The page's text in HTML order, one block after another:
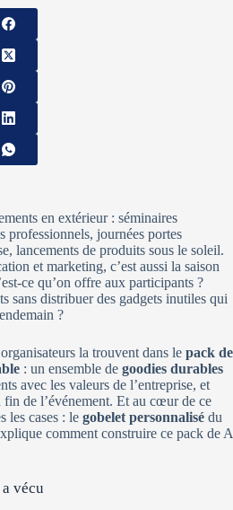
en extérieur : séminaires
professionnels, journées portes
lancements de produits sous le soleil.
et marketing, c’est aussi la saison
ce qu’on offre aux participants ?
sans distribuer des gadgets inutiles qui
?
la trouvent dans le pack de
: un ensemble de goodies durables
avec les valeurs de l’entreprise, et
fin de l’événement. Et au cœur de ce
les cases : le gobelet personnalisé du
comment construire ce pack de A
vécu